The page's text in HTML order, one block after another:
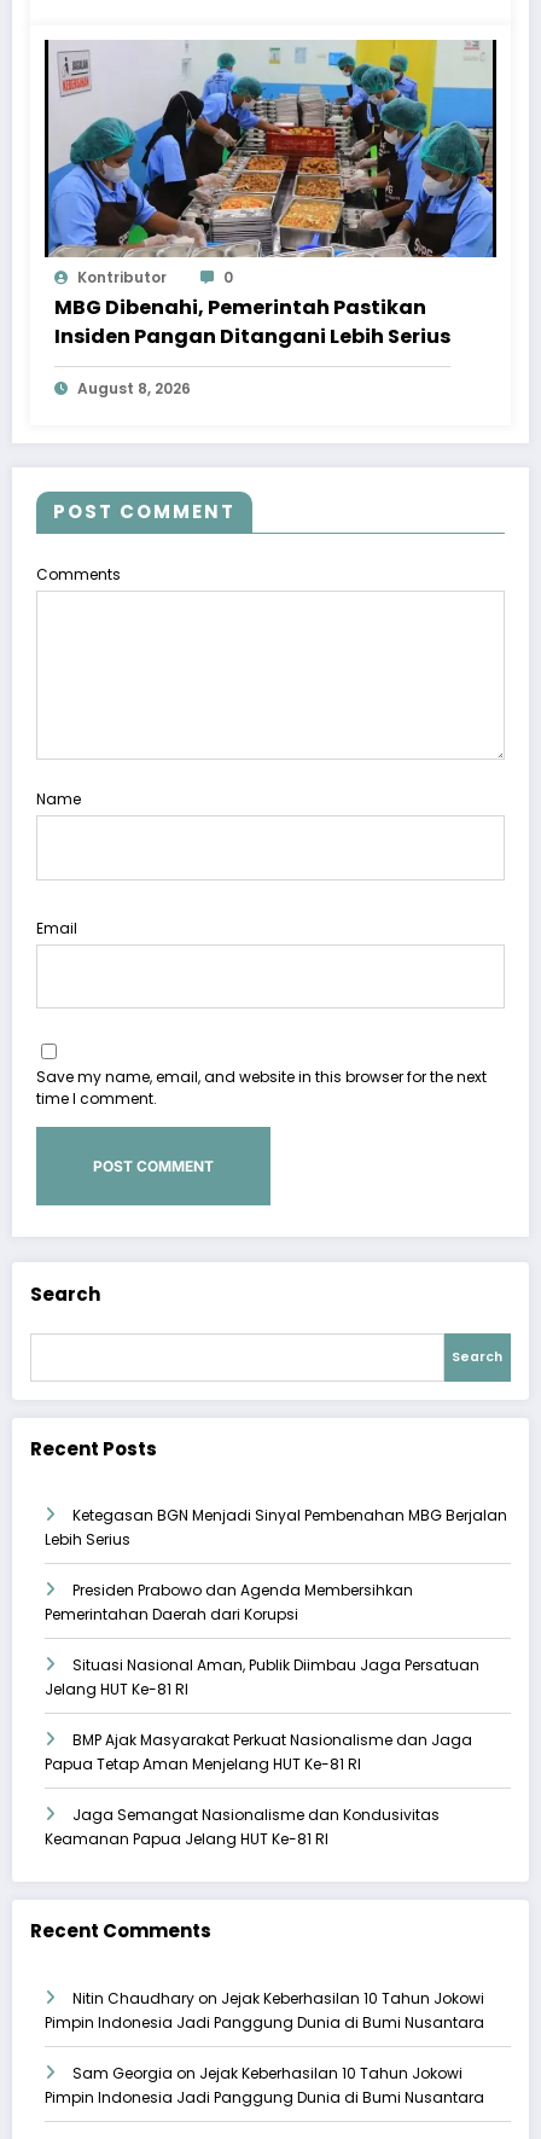
Kontributor 0
MBG Dibenahi, Pemerintah Pastikan
Insiden Pangan Ditangani Lebih Serius
August 8, 2026
POST COMMENT
Comments
Name
Email
Save my name, email, and website in this browser for the next
time I comment.
Search
Search
Recent Posts
Ketegasan BGN Menjadi Sinyal Pembenahan MBG Berjalan
Lebih Serius
Presiden Prabowo dan Agenda Membersihkan
Pemerintahan Daerah dari Korupsi
Situasi Nasional Aman, Publik Diimbau Jaga Persatuan
Jelang HUT Ke-81 RI
BMP Ajak Masyarakat Perkuat Nasionalisme dan Jaga
Papua Tetap Aman Menjelang HUT Ke-81 RI
Jaga Semangat Nasionalisme dan Kondusivitas
Keamanan Papua Jelang HUT Ke-81 RI
Recent Comments
Nitin Chaudharyon Jejak Keberhasilan 10 Tahun Jokowi
Pimpin Indonesia Jadi Panggung Dunia di Bumi Nusantara
Sam Georgia on Jejak Keberhasilan 10 Tahun Jokowi
Pimpin Indonesia Jadi Panggung Dunia di Bumi Nusantara